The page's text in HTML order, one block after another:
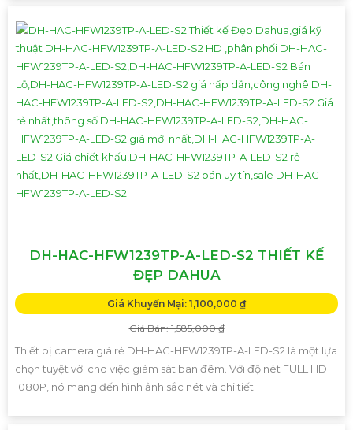
DH-HAC-HFW1239TP-A-LED-S2 THIẾT KẾ
ĐẸP DAHUA
Giá Khuyến Mại: 1,100,000 ₫
Giá Bán: 1,585,000 ₫
Thiết bị camera giá rẻ DH-HAC-HFW1239TP-A-LED-S2 là một lựa
chọn tuyệt vời cho việc giám sát ban đêm. Với độ nét FULL HD
1080P, nó mang đến hình ảnh sắc nét và chi tiết